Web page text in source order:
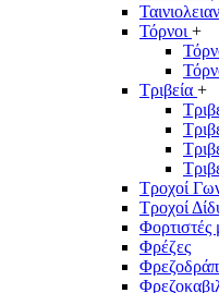
Τόρνοι +
Τριβεία +
Τροχοί
Τροχοί
Φορτιστές
Φρέζες